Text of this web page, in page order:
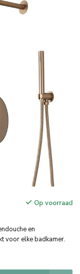
Op voorraad
en
voor elke badkamer.